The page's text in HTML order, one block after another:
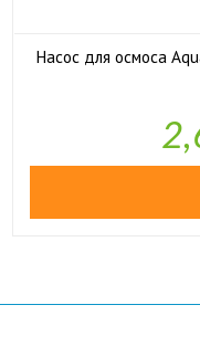
Насос для осмоса